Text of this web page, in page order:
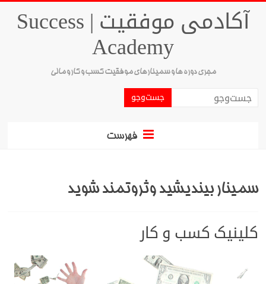
آکادمی موفقیت | Success
Academy
مجری دوره ها و سمینارهای موفقیت کسب و کار و مالی
فهرست
سمینار بیندیشید وثروتمند شوید
کلینیک کسب و کار